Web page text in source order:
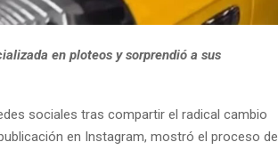
en ploteos y sorprendió a sus
sociales tras compartir el radical cambio
en Instagram, mostró el proceso de